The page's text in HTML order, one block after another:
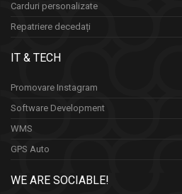
Carduri personalizate
Repatriere decedați
IT & TECH
Promovare Instagram
Software Development
WMS
GPS Auto
WE ARE SOCIABLE!